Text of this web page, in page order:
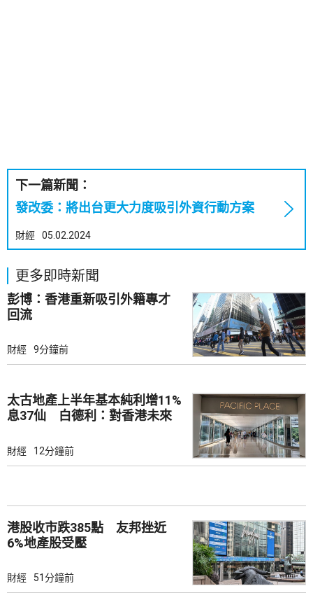
下一篇新聞：
發改委：將出台更大力度吸引外資行動方案
財經 05.02.2024
更多即時新聞
彭博：香港重新吸引外籍專才
回流
財經 9分鐘前
太古地產上半年基本純利增11%
息37仙 白德利：對香港未來
財經 12分鐘前
港股收市跌385點 友邦挫近
6%地產股受壓
財經 51分鐘前